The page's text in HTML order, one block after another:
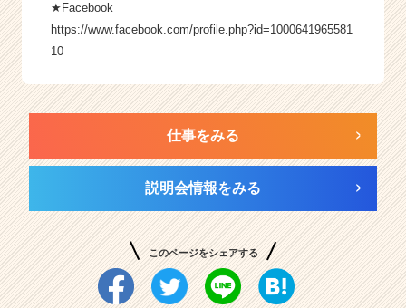
★Facebook
https://www.facebook.com/profile.php?id=1000641965581
10
仕事をみる
説明会情報をみる
このページをシェアする